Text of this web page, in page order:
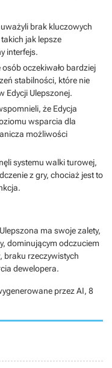
brak kluczowych
jak lepsze
interfejs.
osób oczekiwało bardziej
stabilności, które nie
Edycji Ulepszonej.
że Edycja
wsparcia dla
możliwości
systemu walki turowej,
z gry, chociaż jest to
ma swoje zalety,
dominującym odczuciem
braku rzeczywistych
dewelopera.
przez AI, 8